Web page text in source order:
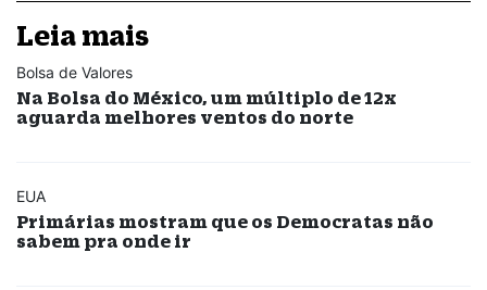
Leia mais
Bolsa de Valores
Na Bolsa do México, um múltiplo de 12x
aguarda melhores ventos do norte
EUA
Primárias mostram que os Democratas não
sabem pra onde ir